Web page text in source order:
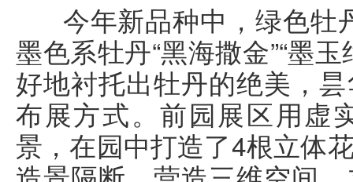
今年新品种中，绿色牡
墨色系牡丹“黑海撒金”“墨
好地衬托出牡丹的绝美，
布展方式。前园展区用虚
景，在园中打造了4根立体